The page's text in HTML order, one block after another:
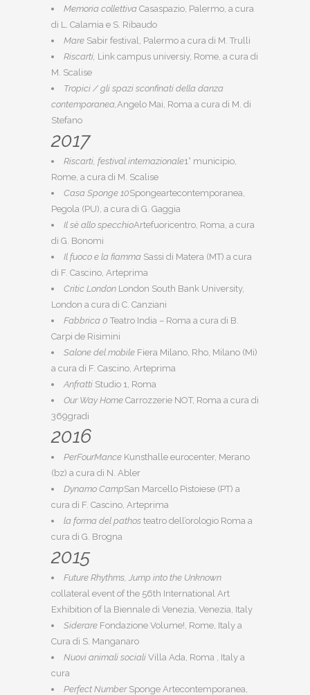
Memoria collettiva Casaspazio, Palermo, a cura
di L. Calamia e S. Ribaudo
Mare Sabir festival, Palermo a cura di M. Trulli
Riscarti, Link campus universiy, Rome, a cura di
M. Scalise
Tropici / gli spazi sconfinati della danza
contemporanea,Angelo Mai, Roma a cura di M. di
Stefano
2017
Riscarti, festival internazionale1° municipio,
Rome, a cura di M. Scalise
Casa Sponge 10Spongeartecontemporanea,
Pegola (PU), a cura di G. Gaggia
Il sè allo specchioArtefuoricentro, Roma, a cura
di G. Bonomi
Il fuoco e la fiamma Sassi di Matera (MT) a cura
di F. Cascino, Arteprima
Critic London London South Bank University,
London a cura di C. Canziani
Fabbrica 0 Teatro India – Roma a cura di B.
Carpi de Risimini
Salone del mobile Fiera Milano, Rho, Milano (Mi)
a cura di F. Cascino, Arteprima
Anfratti Studio 1, Roma
Our Way Home Carrozzerie NOT, Roma a cura di
369gradi
2016
PerFourMance Kunsthalle eurocenter, Merano
(bz) a cura di N. Abler
Dynamo CampSan Marcello Pistoiese (PT) a
cura di F. Cascino, Arteprima
la forma del pathos teatro dell’orologio Roma a
cura di G. Brogna
2015
Future Rhythms, Jump into the Unknown
collateral event of the 56th International Art
Exhibition of la Biennale di Venezia, Venezia, Italy
Siderare Fondazione Volume!, Rome, Italy a
Cura di S. Manganaro
Nuovi animali sociali Villa Ada, Roma , Italy a
cura
Perfect NumberSponge Artecontemporanea,